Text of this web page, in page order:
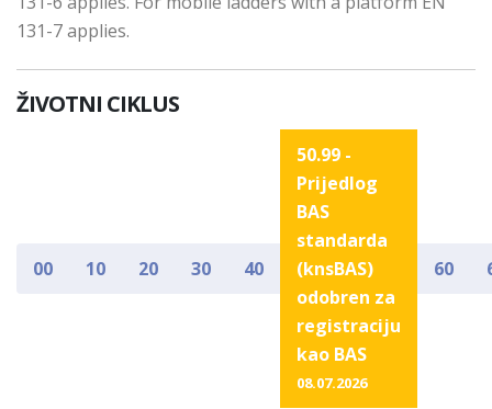
131-7 applies.
ŽIVOTNI CIKLUS
00 10 20 30 40
50.99 -
Prijedlog
BAS
standarda
(knsBAS)
odobren za
registraciju
kao BAS
08.07.2026
60